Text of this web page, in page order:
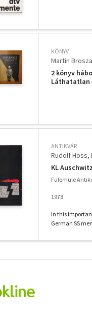
KÖNYV
Martin
2 könyv
Láthatatlan
ANTIKVÁR
Rudolf Höss
KL
Fülemüle
1978
In this
German SS